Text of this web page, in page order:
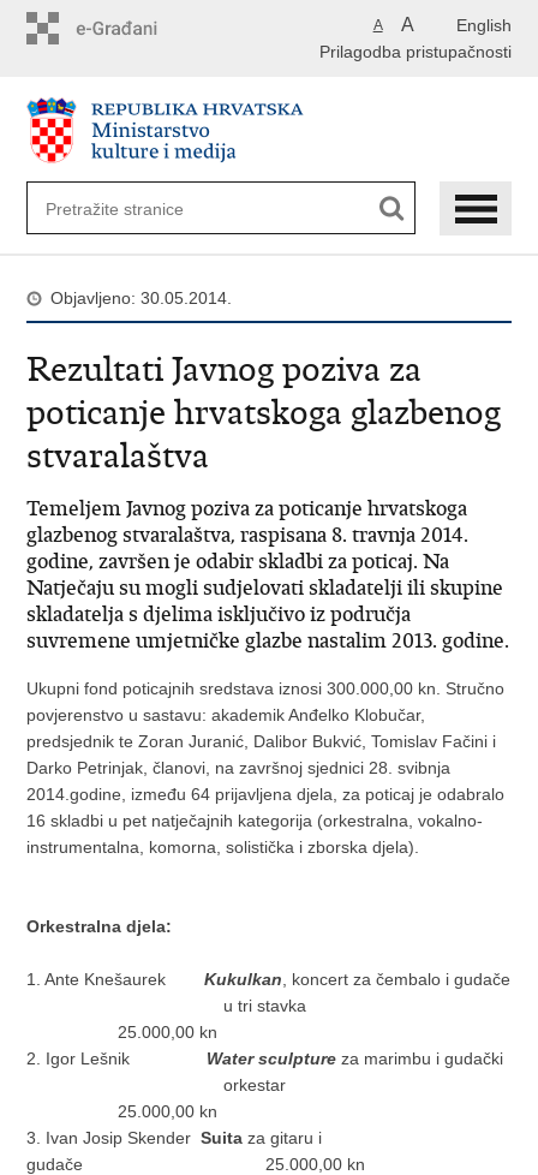
English
A A
Prilagodba pristupačnosti
Objavljeno: 30.05.2014.
Rezultati Javnog poziva za
poticanje hrvatskoga glazbenog
stvaralaštva
Temeljem Javnog poziva za poticanje hrvatskoga
glazbenog stvaralaštva, raspisana 8. travnja 2014.
godine, završen je odabir skladbi za poticaj. Na
Natječaju su mogli sudjelovati skladatelji ili skupine
skladatelja s djelima isključivo iz područja
suvremene umjetničke glazbe nastalim 2013. godine.
Ukupni fond poticajnih sredstava iznosi 300.000,00 kn. Stručno
povjerenstvo u sastavu: akademik Anđelko Klobučar,
predsjednik te Zoran Juranić, Dalibor Bukvić, Tomislav Fačini i
Darko Petrinjak, članovi, na završnoj sjednici 28. svibnja
2014.godine, između 64 prijavljena djela, za poticaj je odabralo
16 skladbi u pet natječajnih kategorija (orkestralna, vokalno-
instrumentalna, komorna, solistička i zborska djela).
Orkestralna djela:
1. Ante KnešaurekKukulkan , koncert za čembalo i gudače
u tri stavka
25.000,00 kn
2. Igor Lešnik Water sculpture za marimbu i gudački
orkestar
25.000,00 kn
3. Ivan Josip SkenderSuita za gitaru i
gudače 25.000,00 kn